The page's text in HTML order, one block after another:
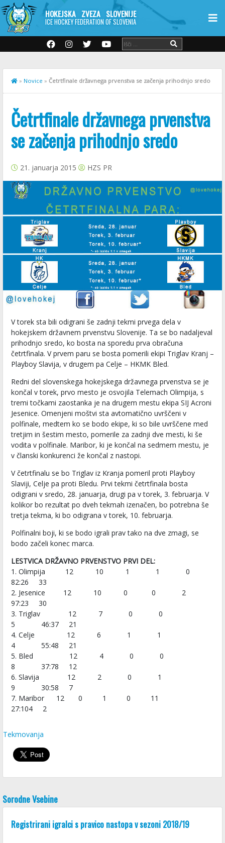
HOKEJSKA ZVEZA SLOVENIJE
ICE HOCKEY FEDERATION OF SLOVENIA
» Novice » Četrtfinale državnega prvenstva se začenja prihodnjo sredo
Četrtfinale državnega prvenstva
se začenja prihodnjo sredo
21. januarja 2015 HZS PR
V torek sta bili odigrani še zadnji tekmi prvega dela v
hokejskem državnem prvenstvu Slovenije. Ta se bo nadaljeval
prihodnjo sredo, ko bosta na sporedu prva obračuna
četrtfinala. V prvem paru se bosta pomerili ekipi Triglav Kranj –
Playboy Slavija, v drugem pa Celje – HKMK Bled.
Redni del slovenskega hokejskega državnega prvenstva se je
končal v torek, prvo mesto je osvojila Telemach Olimpija, s
tremi točkami zaostanka je na drugem mestu ekipa SIJ Acroni
Jesenice. Omenjeni moštvi sta avtomatično uvrščeni v
polfinale, medtem ko se bodo ekipe, ki so bile uvrščene med
tretjim in šestim mesto, pomerile za zadnji dve mesti, ki še
vodita v polfinale. Maribor, ki je končal na sedmem mestu, je
v članski konkurenci že končal z nastopi.
V četrtfinalu se bo Triglav iz Kranja pomeril proti Playboy
Slaviji, Celje pa proti Bledu. Prvi tekmi četrtfinala bosta
odigrani v sredo, 28. januarja, drugi pa v torek, 3. februarja. V
kolikor bo rezultat po dveh tekmah izenačen, bo potrebna še
tretja tekma, ki bo odigrana v torek, 10. februarja.
Polfinalni boji, ki se bodo igrali prav tako na dve zmagi, se
bodo začeli konec marca.
LESTVICA DRŽAVNO PRVENSTVO PRVI DEL:
1. Olimpija 12 10 1 1 0
82:26 33
2. Jesenice 12 10 0 0 2
97:23 30
3. Triglav 12 7 0 0
5 46:37 21
4. Celje 12 6 1 1
4 55:48 21
5. Bled 12 4 0 0
8 37:78 12
6. Slavija 12 2 0 1
9 30:58 7
7. Maribor 12 0 1 0 11
27:104 2
Tekmovanja
Sorodne Vsebine
Registrirani igralci s pravico nastopa v sezoni 2018/19